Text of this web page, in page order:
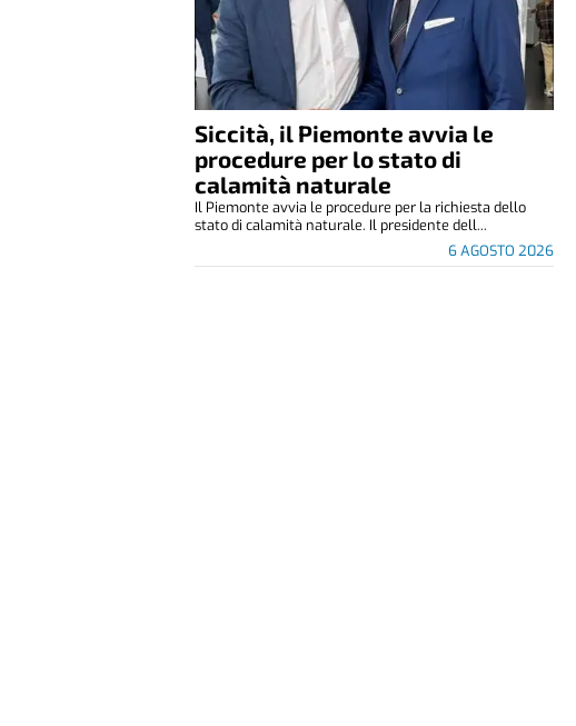
Siccità, il Piemonte avvia le
procedure per lo stato di
calamità naturale
6 AGOSTO 2026
Il Piemonte avvia le procedure per la richiesta dello
stato di calamità naturale. Il presidente dell...